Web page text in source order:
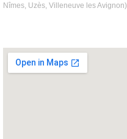
Nîmes, Uzès, Villeneuve les Avignon)